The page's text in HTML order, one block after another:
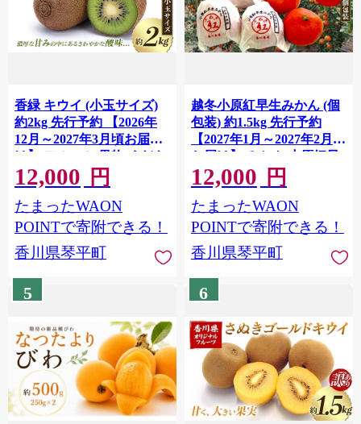
香緑 キウイ (小玉サイズ)
約2kg 先行予約 【2026年
12月～2027年3月頃お届
け】 フルーツ 果物 くだも
の キウイ 香緑 小玉 デザー
ト キウイフルーツ 食品 名
産 四国 F5J-670
12,000 円
たまったWAON
POINTで寄附できる！
香川県琴平町
越冬小原紅早生みかん (個
包装) 約1.5kg 先行予約
【2027年1月～2027年2月頃
お届け】 みかん 小原紅早
生 果物 くだもの フルーツ
デザート 個包装 越冬 早生
オリジナル品種 食品 名産
四国 F5J-666
12,000 円
たまったWAON
POINTで寄附できる！
香川県琴平町
5 6